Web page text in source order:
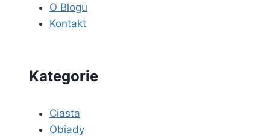
O Blogu
Kontakt
Kategorie
Ciasta
Obiady